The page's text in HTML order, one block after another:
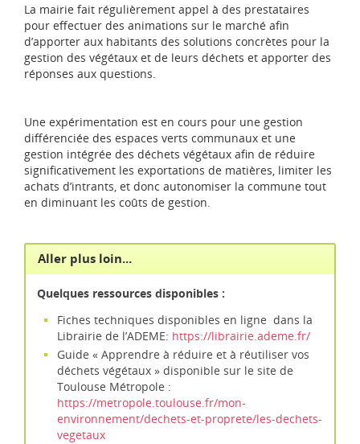
La mairie fait régulièrement appel à des prestataires
pour effectuer des animations sur le marché afin
d’apporter aux habitants des solutions concrètes pour la
gestion des végétaux et de leurs déchets et apporter des
réponses aux questions.
Une expérimentation est en cours pour une gestion
différenciée des espaces verts communaux et une
gestion intégrée des déchets végétaux afin de réduire
significativement les exportations de matières, limiter les
achats d’intrants, et donc autonomiser la commune tout
en diminuant les coûts de gestion.
Aller plus loin...
Quelques ressources disponibles :
Fiches techniques disponibles en ligne dans la
Librairie de l’ADEME: https://librairie.ademe.fr/
Guide « Apprendre à réduire et à réutiliser vos
déchets végétaux » disponible sur le site de
Toulouse Métropole :
https://metropole.toulouse.fr/mon-
environnement/dechets-et-proprete/les-dechets-
vegetaux